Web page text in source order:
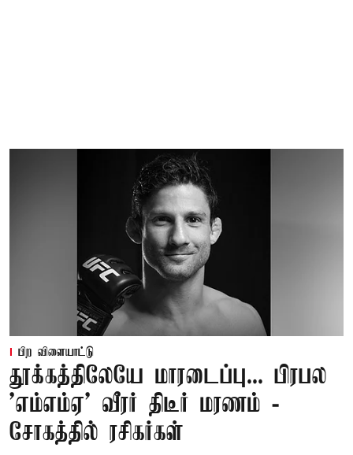
பிற விளையாட்டு
தூக்கத்திலேயே மாரடைப்பு... பிரபல
’எம்எம்ஏ’ வீரர் திடீர் மரணம் -
சோகத்தில் ரசிகர்கள்